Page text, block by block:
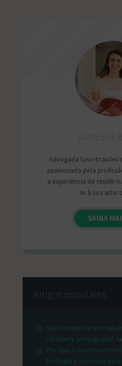
Advogada luso-
apaixonada pela
a experiência de residir
se à sua arte:
SAIBA
Artigos populares
Sou bisneto de
cidadania portuguesa?
Por que o
Portugal é essencial